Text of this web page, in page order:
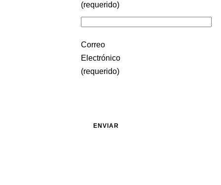
(requerido)
Correo
Electrónico
(requerido)